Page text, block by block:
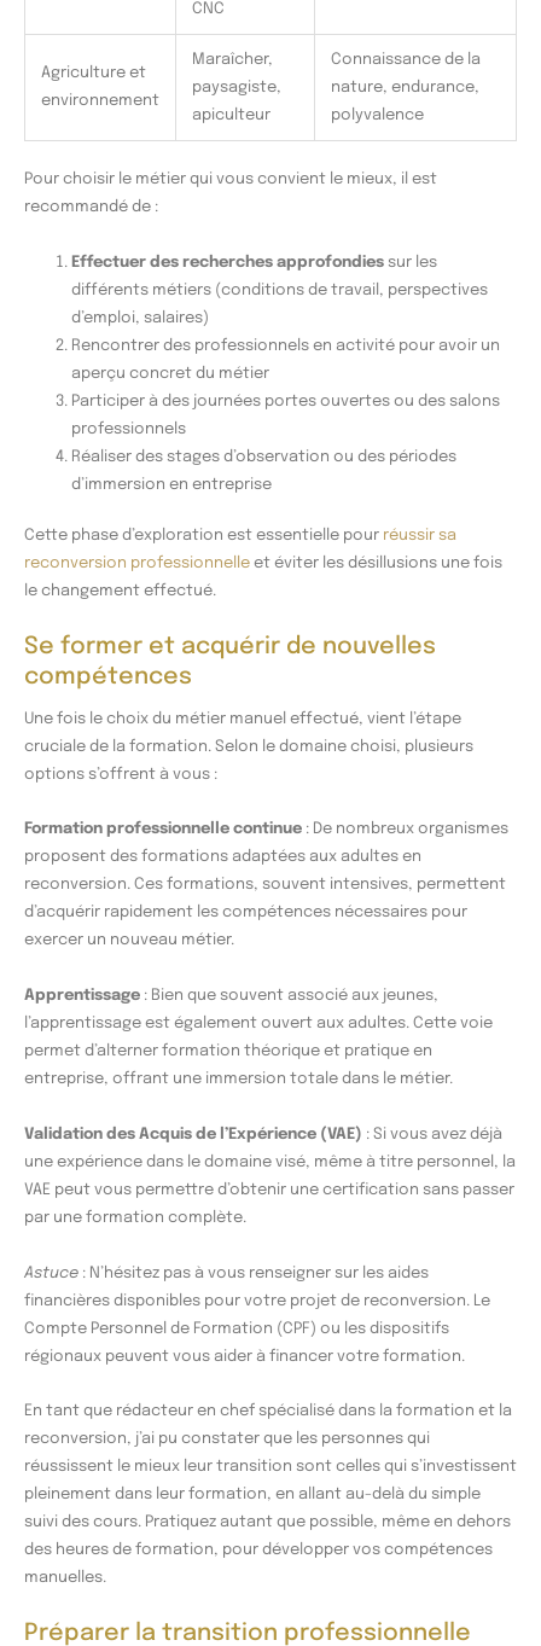
CNC
Agriculture et
environnement
Maraîcher,
paysagiste,
apiculteur
Connaissance de la
nature, endurance,
polyvalence
Pour choisir le métier qui vous convient le mieux, il est
recommandé de :
Effectuer des recherches approfondies sur les
différents métiers (conditions de travail, perspectives
d’emploi, salaires)
Rencontrer des professionnels en activité pour avoir un
aperçu concret du métier
Participer à des journées portes ouvertes ou des salons
professionnels
Réaliser des stages d’observation ou des périodes
d’immersion en entreprise
Cette phase d’exploration est essentielle pour réussir sa
reconversion professionnelle et éviter les désillusions une fois
le changement effectué.
Se former et acquérir de nouvelles
compétences
Une fois le choix du métier manuel effectué, vient l’étape
cruciale de la formation. Selon le domaine choisi, plusieurs
options s’offrent à vous :
Formation professionnelle continue : De nombreux organismes
proposent des formations adaptées aux adultes en
reconversion. Ces formations, souvent intensives, permettent
d’acquérir rapidement les compétences nécessaires pour
exercer un nouveau métier.
Apprentissage : Bien que souvent associé aux jeunes,
l’apprentissage est également ouvert aux adultes. Cette voie
permet d’alterner formation théorique et pratique en
entreprise, offrant une immersion totale dans le métier.
Validation des Acquis de l’Expérience (VAE) : Si vous avez déjà
une expérience dans le domaine visé, même à titre personnel, la
VAE peut vous permettre d’obtenir une certification sans passer
par une formation complète.
Astuce : N’hésitez pas à vous renseigner sur les aides
financières disponibles pour votre projet de reconversion. Le
Compte Personnel de Formation (CPF) ou les dispositifs
régionaux peuvent vous aider à financer votre formation.
En tant que rédacteur en chef spécialisé dans la formation et la
reconversion, j’ai pu constater que les personnes qui
réussissent le mieux leur transition sont celles qui s’investissent
pleinement dans leur formation, en allant au-delà du simple
suivi des cours. Pratiquez autant que possible, même en dehors
des heures de formation, pour développer vos compétences
manuelles.
Préparer la transition professionnelle